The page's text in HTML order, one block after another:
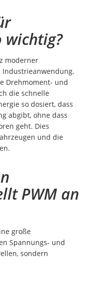
wichtig?
moderner
Drehmoment- und
die schnelle
so dosiert, dass
abgibt, ohne dass
geht. Dies
und die
PWM an
große
Spannungs- und
sondern